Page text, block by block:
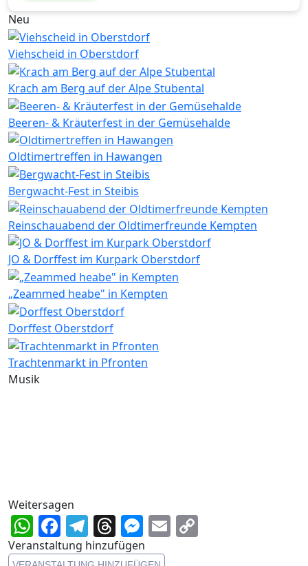
Neu
Viehscheid in Oberstdorf
Krach am Berg auf der Alpe Stubental
Beeren- & Kräuterfest in der Gemüsehalde
Oldtimertreffen in Hawangen
Bergwacht-Fest in Steibis
Reinschauabend der Oldtimerfreunde Kempten
JO & Dorffest im Kurpark Oberstdorf
„Zeammed heabe" in Kempten
Dorffest Oberstdorf
Trachtenmarkt in Pfronten
Musik
Weitersagen
WhatsApp
Facebook
Telegram
Threads
Messenger
Email
Veranstaltung hinzufügen